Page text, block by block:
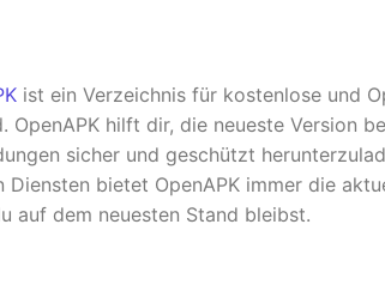
ist ein Verzeichnis für kostenlose und
OpenAPK hilft dir, die neueste Version
sicher und geschützt
Diensten bietet OpenAPK immer die
auf dem neuesten Stand bleibst.